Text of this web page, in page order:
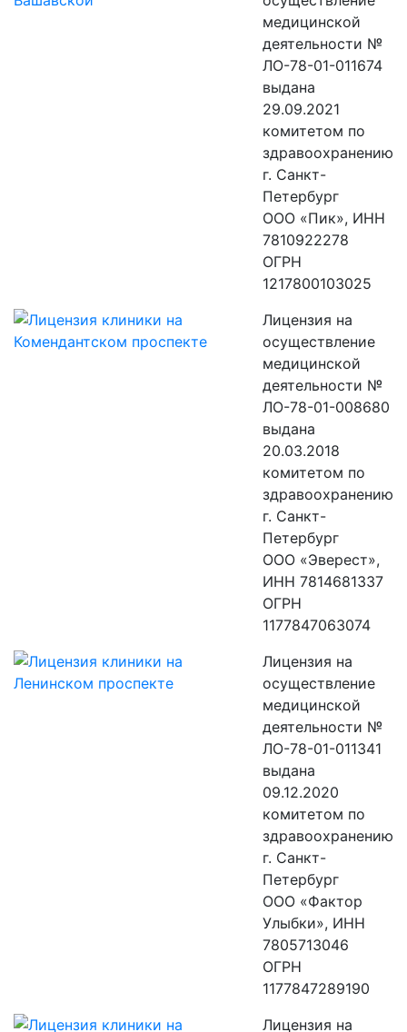
медицинской
деятельности №
ЛО-78-01-011674
выдана
29.09.2021
комитетом по
здравоохранению
г. Санкт-
Петербург
ООО «Пик», ИНН
7810922278
ОГРН
1217800103025
Лицензия на
осуществление
медицинской
деятельности №
ЛО-78-01-008680
выдана
20.03.2018
комитетом по
здравоохранению
г. Санкт-
Петербург
ООО «Эверест»,
ИНН 7814681337
ОГРН
1177847063074
Лицензия на
осуществление
медицинской
деятельности №
ЛО-78-01-011341
выдана
09.12.2020
комитетом по
здравоохранению
г. Санкт-
Петербург
ООО «Фактор
Улыбки», ИНН
7805713046
ОГРН
1177847289190
Лицензия на